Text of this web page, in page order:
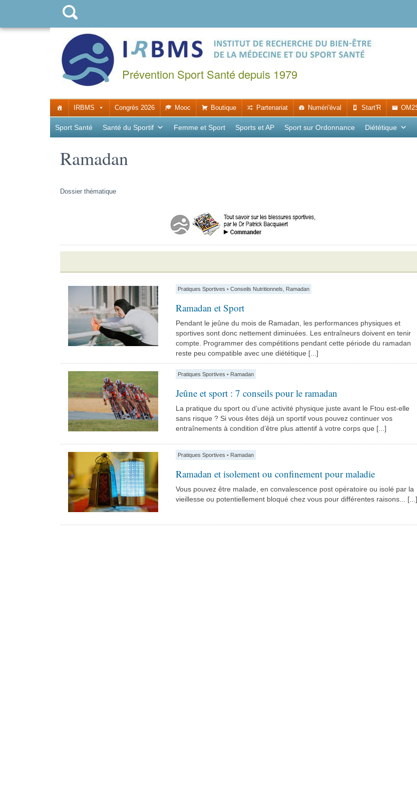
Prévention Sport Santé depuis 1979
IRBMS Congrès 2026 Mooc Boutique Partenariat Numéri'éval Start'R
Sport Santé Santé du Sportif Femme et Sport Sports et AP Sport sur Ordonnance Diététique
Ramadan
Dossier thématique
Pratiques Sportives • Conseils Nutritionnels Ramadan
Ramadan et Sport
Pendant le jeûne du mois de Ramadan, les performances physiques et
sportives sont donc nettement diminuées. Les entraîneurs doivent en tenir
compte. Programmer des compétitions pendant cette période du ramadan
reste peu compatible avec une diététique [...]
Pratiques Sportives • Ramadan
Jeûne et sport : 7 conseils pour le ramadan
La pratique du sport ou d’une activité physique juste avant le Ftou est-elle
sans risque ? Si vous êtes déjà un sportif vous pouvez continuer vos
entraînements à condition d’être plus attentif à votre corps que [...]
Pratiques Sportives • Ramadan
Ramadan et isolement ou confinement pour maladie
Vous pouvez être malade, en convalescence post opératoire ou isolé par la
vieillesse ou potentiellement bloqué chez vous pour différentes raisons... [...]